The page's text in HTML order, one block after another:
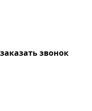
заказать звонок